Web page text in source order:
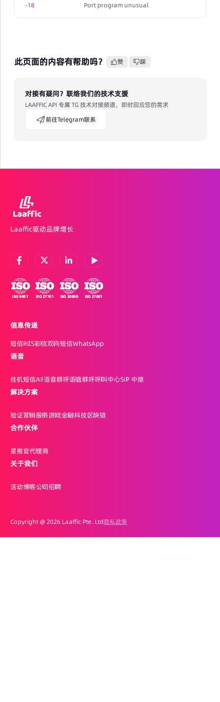
-18 Port program unusual
此页面的内容有帮助吗？ 赞 踩
对接有疑问？联络我们的技术支援
LAAFFIC API 专属 TG 技术对接频道，即时回应您的需求
前往Telegram联系
Laaffic驱动品牌增长
信息传递
短信RCS彩信双向短信WhatsApp
语音
挂机短信AI 语音群呼语音群呼呼叫中心SIP 中继
解决方案
验证营销服务游戏金融科技区块链
合作伙伴
星推官代理商
关于我们
活动博客公司招聘
Copyright @2026 Laaffic Pte. Ltd隐私政策